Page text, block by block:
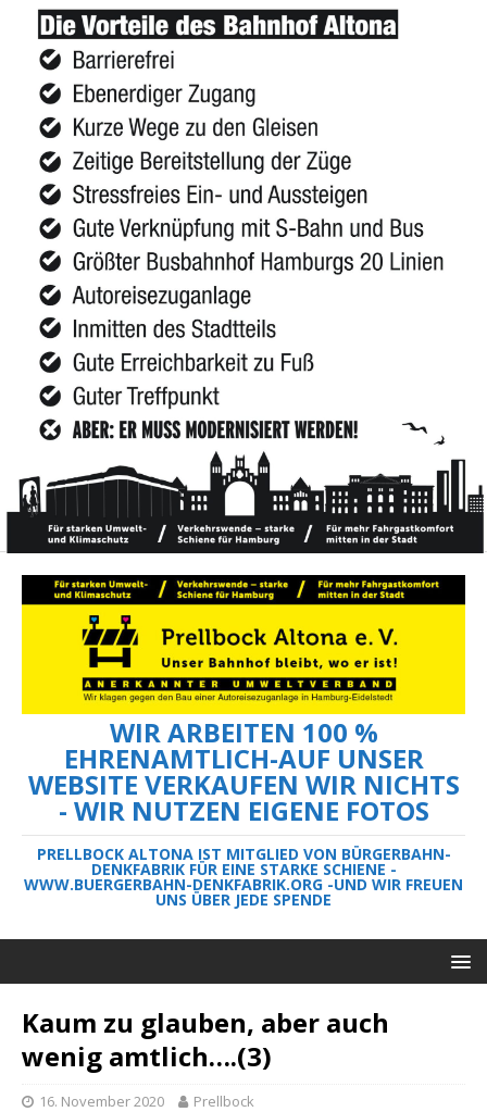
WIR ARBEITEN 100 %
EHRENAMTLICH-AUF UNSER
WEBSITE VERKAUFEN WIR NICHTS
- WIR NUTZEN EIGENE FOTOS
PRELLBOCK ALTONA IST MITGLIED VON BÜRGERBAHN-
DENKFABRIK FÜR EINE STARKE SCHIENE -
WWW.BUERGERBAHN-DENKFABRIK.ORG -UND WIR FREUEN
UNS ÜBER JEDE SPENDE
Kaum zu glauben, aber auch
wenig amtlich….(3)
16. November 2020 Prellbock